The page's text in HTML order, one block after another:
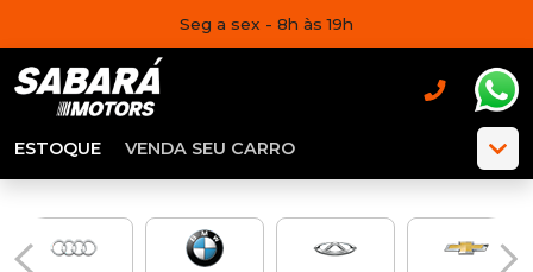
Seg a sex - 8h às 19h
ESTOQUE VENDA SEU CARRO